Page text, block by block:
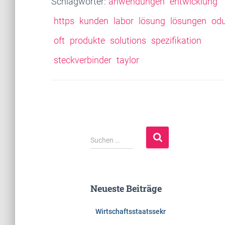
https kunden labor lösung lösungen
oft produkte solutions spezifikation
steckverbinder taylor
S
u
n
Suchen …
Neueste Beiträge
Wirtschaftsstaatssekr